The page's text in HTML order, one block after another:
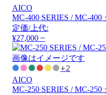
AICO
MC-400 SERIES / MC-400
定価/上代:
¥27,000 ~
画像はイメージです
+2
AICO
MC-250 SERIES / MC-250